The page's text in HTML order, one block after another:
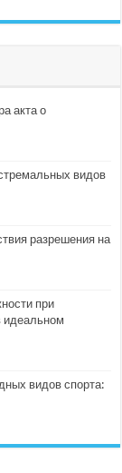
акта о
видов
разрешения на
при
идеальном
видов спорта: